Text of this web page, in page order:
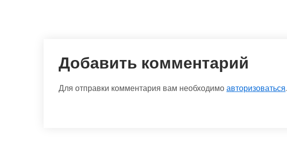
Добавить комментарий
Для отправки комментария вам необходимоавторизоваться.